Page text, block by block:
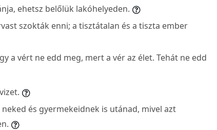
ehetsz belőlük lakóhelyeden.
szokták enni; a tisztátalan és a tiszta ember
a vért ne edd meg, mert a vér az élet. Tehát ne edd
és gyermekeidnek is utánad, mivel azt